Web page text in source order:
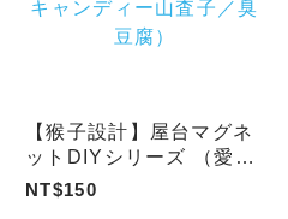
【猴子設計】屋台マグネ
ットDIYシリーズ （愛玉
ゼリー／タピオカミルク
NT$150